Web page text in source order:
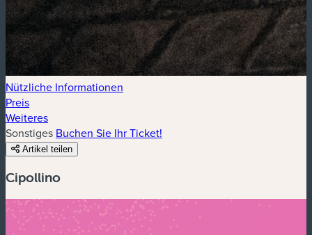
Nützliche Informationen
Preis
Weiteres
Sonstiges Buchen Sie Ihr Ticket!
Artikel teilen
Cipollino